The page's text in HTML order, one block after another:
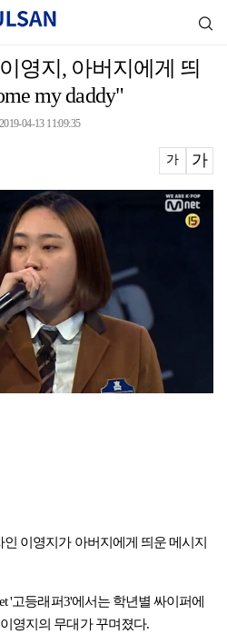
영지, 아버지에게 띄
my daddy"
2019-04-13 11:09:35
가 가
이영지가 아버지에게 띄운 메시지
'고등래퍼3'에서는 학년별 싸이퍼에
영지의 무대가 꾸며졌다.